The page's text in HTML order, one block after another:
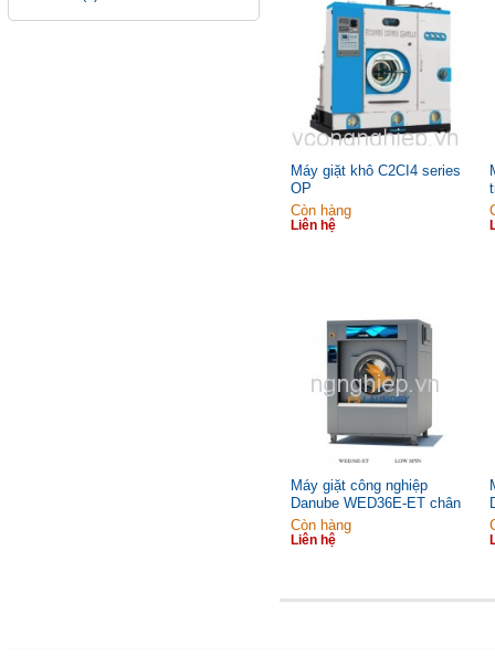
Máy giặt khô C2CI4 series
OP
Còn hàng
Liên hệ
Máy giặt công nghiệp
Danube WED36E-ET chân
cứng 39kg
Còn hàng
Liên hệ